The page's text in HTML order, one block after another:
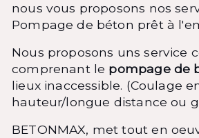
nous vous proposons nos
Pompage de béton prêt à
Nous proposons uns service
comprenant le pompage de
lieux inaccessible. (Coulage
hauteur/longue distance ou
BETONMAX, met tout en